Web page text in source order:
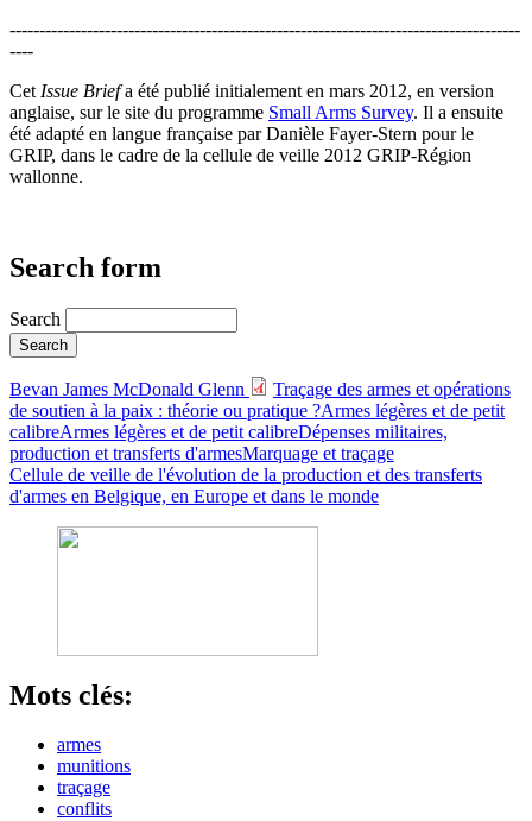
--------------------------------------------------------------------------------------
----
Cet Issue Briefa été publié initialement en mars 2012, en version
anglaise, sur le site du programme Small Arms Survey. Il a ensuite
été adapté en langue française par Danièle Fayer-Stern pour le
GRIP, dans le cadre de la cellule de veille 2012 GRIP-Région
wallonne.
Search form
Search
Bevan James McDonald Glenn
Traçage des armes et opérations
de soutien à la paix : théorie ou pratique ?Armes légères et de petit
calibreArmes légères et de petit calibreDépenses militaires,
production et transferts d'armesMarquage et traçage
Cellule de veille de l'évolution de la production et des transferts
d'armes en Belgique, en Europe et dans le monde
Mots clés:
armes
munitions
traçage
conflits